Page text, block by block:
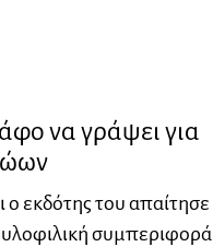
να γράψει για
ο εκδότης του απαίτησε
συμπεριφορά